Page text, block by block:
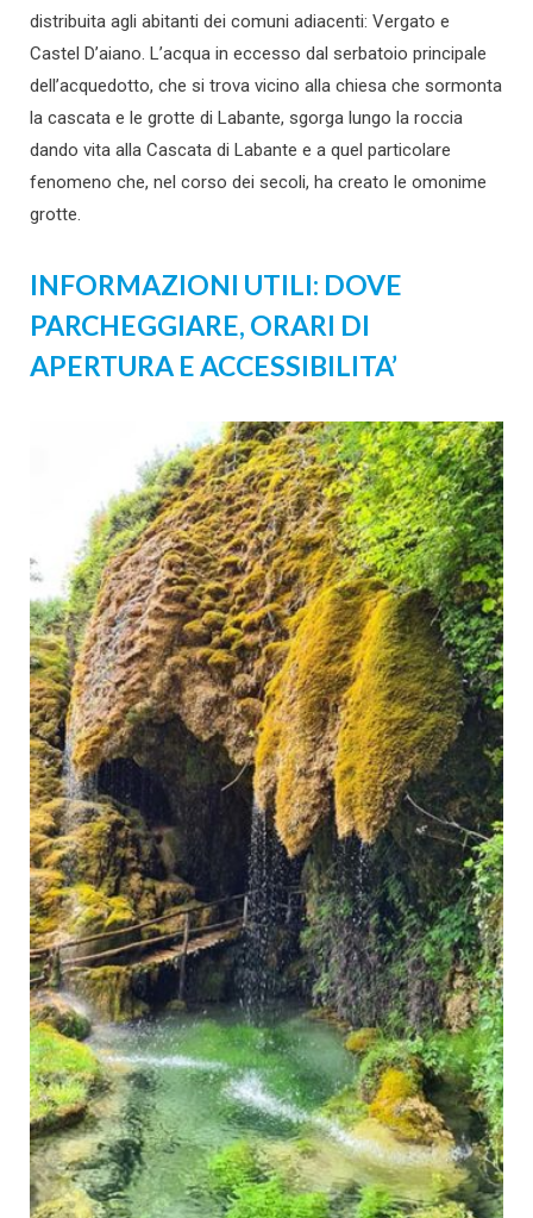
distribuita agli abitanti dei comuni adiacenti: Vergato e
Castel D’aiano. L’acqua in eccesso dal serbatoio principale
dell’acquedotto, che si trova vicino alla chiesa che sormonta
la cascata e le grotte di Labante, sgorga lungo la roccia
dando vita alla Cascata di Labante e a quel particolare
fenomeno che, nel corso dei secoli, ha creato le omonime
grotte.
INFORMAZIONI UTILI: DOVE
PARCHEGGIARE, ORARI DI
APERTURA E ACCESSIBILITA’